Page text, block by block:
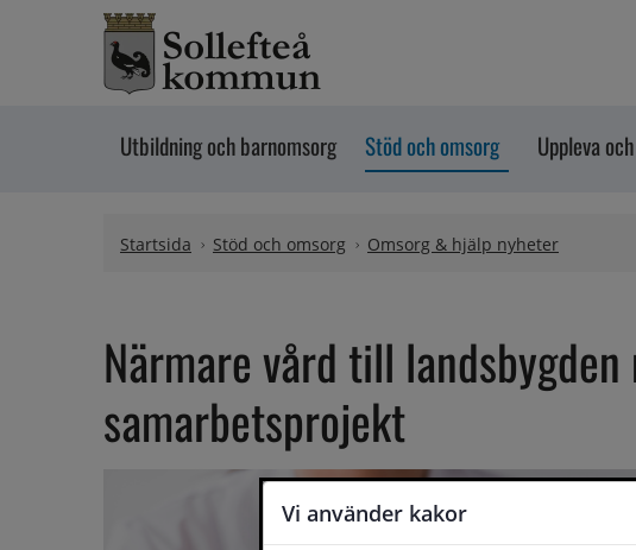
Vi använder kakor
Hoppa till innehåll
Utbildning och barnomsorg Stöd och omsorg Uppleva
Startsida Stöd och omsorg Omsorg & hjälp nyheter
Närmare vård till
samarbetsprojekt